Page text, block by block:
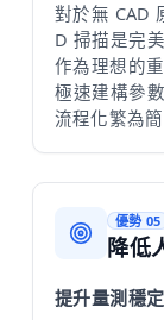
對於無 CAD
D 掃描是完
作為理想的
極速建構參
流程化繁為簡
優勢 05
降低
提升量測穩